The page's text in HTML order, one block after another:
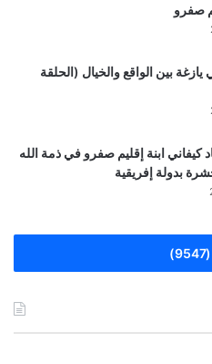
صفرو
يازغة بين الواقع والخيال (الحلقة
كيفاني ابنة إقليم صفرو في ذمة الله
بدولة إفريقية